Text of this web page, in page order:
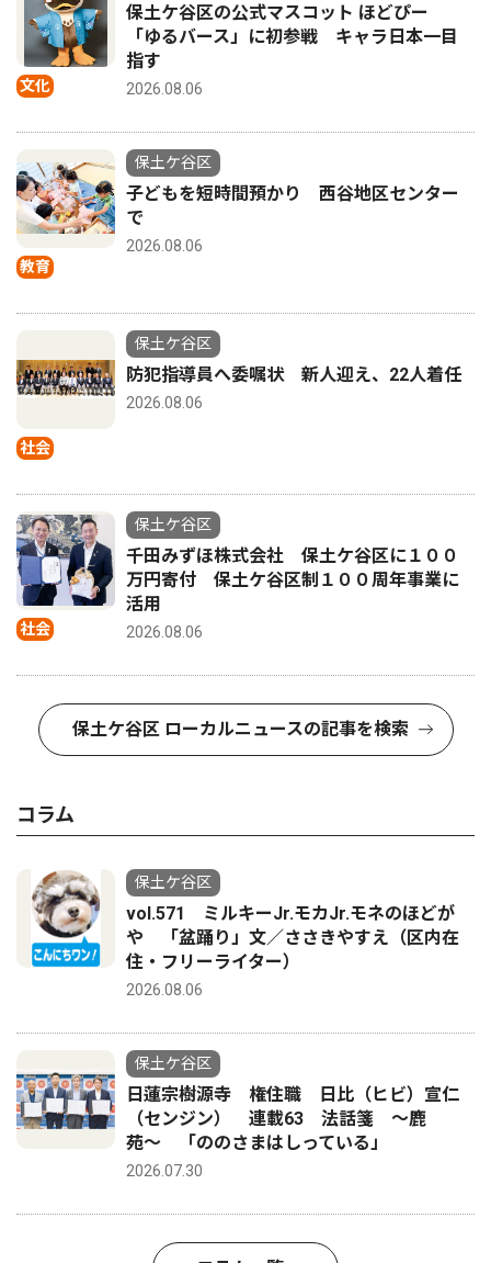
文化
保土ケ谷区の公式マスコット ほどぴー
「ゆるバース」に初参戦 キャラ日本一目
指す
2026.08.06
教育
保土ケ谷区
子どもを短時間預かり 西谷地区センター
で
2026.08.06
社会
保土ケ谷区
防犯指導員へ委嘱状 新人迎え、22人着任
2026.08.06
社会
保土ケ谷区
千田みずほ株式会社 保土ケ谷区に１００
万円寄付 保土ケ谷区制１００周年事業に
活用
2026.08.06
保土ケ谷区 ローカルニュースの記事を検索
コラム
保土ケ谷区
vol.571 ミルキーJr.モカJr.モネのほどが
や 「盆踊り」文／ささきやすえ（区内在
住・フリーライター）
2026.08.06
保土ケ谷区
日蓮宗樹源寺 権住職 日比（ヒビ）宣仁
（センジン） 連載63 法話箋 〜鹿
苑〜 「ののさまはしっている」
2026.07.30